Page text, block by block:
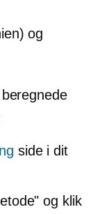
og
side i dit
og klik